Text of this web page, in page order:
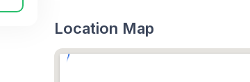
Location Map